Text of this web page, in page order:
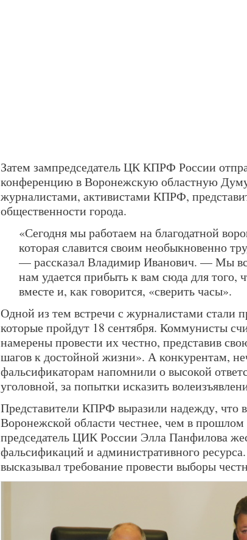
Затем зампредседатель ЦК КПРФ России
конференцию в Воронежскую областную
журналистами, активистами КПРФ,
общественности города.
«Сегодня мы работаем на благодатной
которая славится своим необыкновенно
— рассказал Владимир Иванович. — Мы
нам удается прибыть к вам сюда для того,
вместе и, как говорится, «сверить часы».
Одной из тем встречи с журналистами стали
которые пройдут 18 сентября. Коммунисты
намерены провести их честно, представив
шагов к достойной жизни». А конкурентам,
фальсификаторам напомнили о высокой
уголовной, за попытки исказить
Представители КПРФ выразили надежду, что
Воронежской области честнее, чем в прошлом
председатель ЦИК России Элла Панфилова
фальсификаций и административного
высказывал требование провести выборы